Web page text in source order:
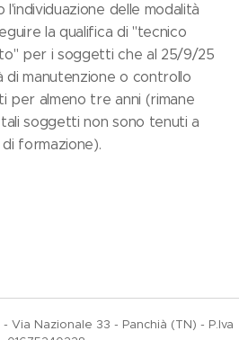
delle modalità
la qualifica di "tecnico
per i soggetti che al 25/9/25
manutenzione o controllo
per almeno tre anni (rimane
soggetti non sono tenuti a
formazione).
Via Nazionale 33 - Panchià (TN) - P.Iva